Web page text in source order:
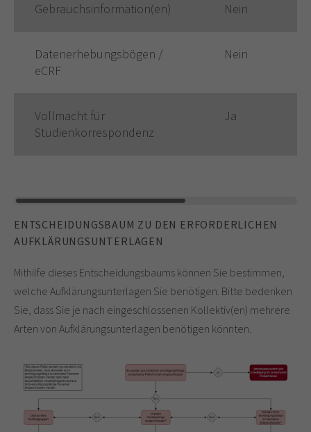
Gebrauchsinformation(en) Nein
Datenerhebungsbögen /
eCRF
Nein
Vollmacht für
Studienkorrespondenz
Ja
ENTSCHEIDUNGSBAUM ZU DEN ERFORDERLICHEN
AUFKLÄRUNGSUNTERLAGEN
Mithilfe dieses Entscheidungsbaums können Sie bestimmen,
welche Aufklärungsunterlagen Sie benötigen. Bitte bedenken
Sie, dass Sie je nach eingeschlossenen Kollektiv(en) mehrere
Arten von Aufklärungsunterlagen benötigen könnten.